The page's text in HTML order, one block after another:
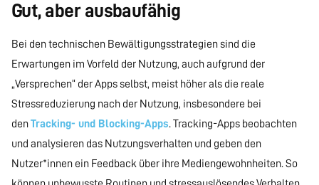
Gut, aber ausbaufähig
Bei den technischen Bewältigungsstrategien sind die
Erwartungen im Vorfeld der Nutzung, auch aufgrund der
„Versprechen“ der Apps selbst, meist höher als die reale
Stressreduzierung nach der Nutzung, insbesondere bei
denTracking- und Blocking-Apps. Tracking-Apps beobachten
und analysieren das Nutzungsverhalten und geben den
Nutzer*innen ein Feedback über ihre Mediengewohnheiten. So